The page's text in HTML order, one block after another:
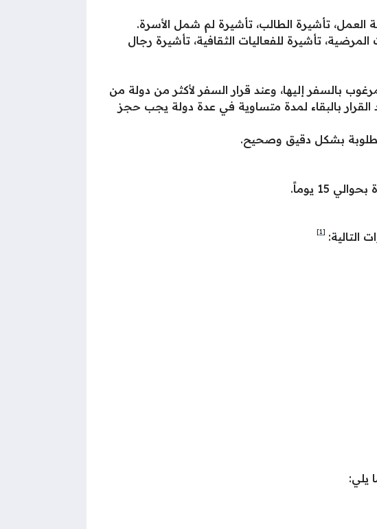
العمل، تأشيرة الطالب، تأشيرة لم شمل الأسرة.
تأشيرة للفعاليات الثقافية، تأشيرة رجال
بالسفر إليها، وعند قرار السفر لأكثر من دولة من
بالبقاء لمدة متساوية في عدة دولة يجب حجز
بشكل دقيق وصحيح.
15 يوماً.
[1]
يلي: